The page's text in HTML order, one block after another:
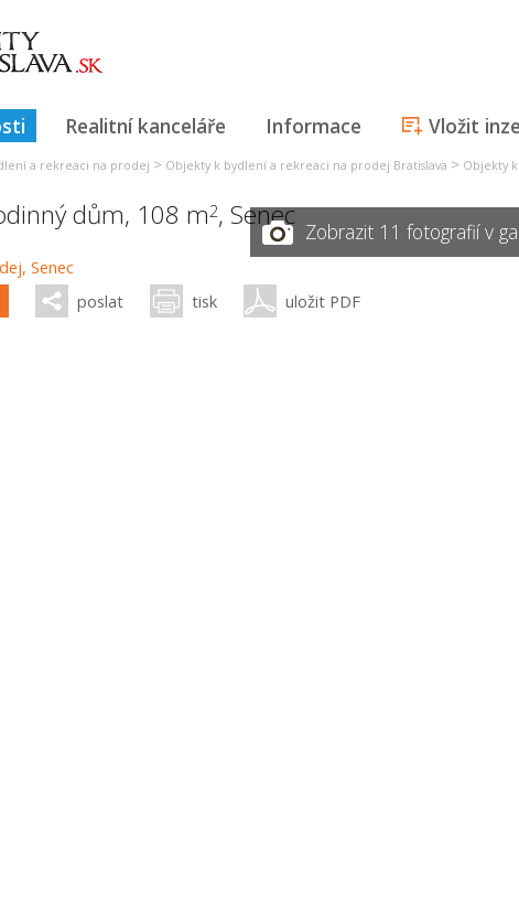
Realitní kanceláře Informace Vložit
a rekreaci na prodej > Objekty k bydlení a rekreaci na prodej Bratislava > Objekty
dům, 108 m2, Senec Zobrazit 11 fotografií v
poslat tisk uložit PDF